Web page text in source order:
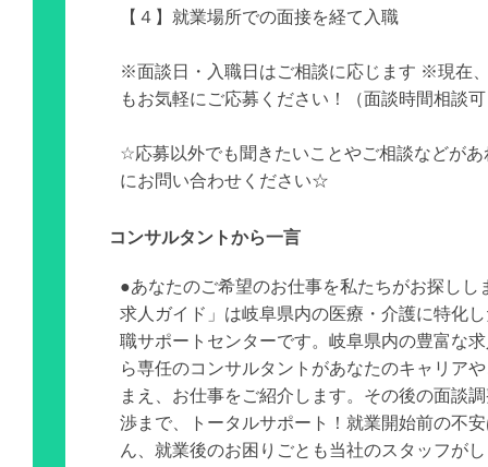
【４】就業場所での面接を経て入職
※面談日・入職日はご相談に応じます ※現在
もお気軽にご応募ください！（面談時間相談
☆応募以外でも聞きたいことやご相談などがあ
にお問い合わせください☆
コンサルタントから一言
●あなたのご希望のお仕事を私たちがお探しし
求人ガイド」は岐阜県内の医療・介護に特化
職サポートセンターです。岐阜県内の豊富な
ら専任のコンサルタントがあなたのキャリア
まえ、お仕事をご紹介します。その後の面談
渉まで、トータルサポート！就業開始前の不
ん、就業後のお困りごとも当社のスタッフが